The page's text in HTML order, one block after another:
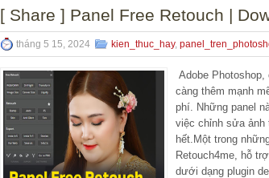
[ Share ] Panel Free Retouch |
tháng 5 15, 2024 kien_thuc_hay,
Adobe
càng thêm mạnh
phí. Những panel
việc chỉnh sửa ảnh
hết.Một trong
Retouch4me, hỗ
dưới dạng plugin